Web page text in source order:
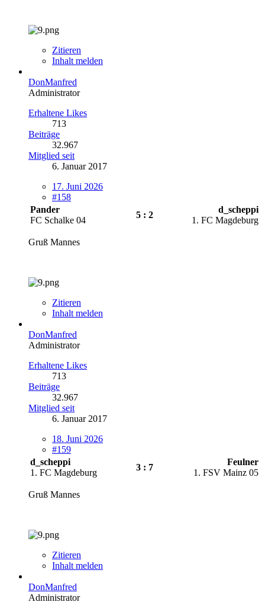
Zitieren
Inhalt melden
DonManfred
Administrator
Erhaltene Likes
713
Beiträge
32.967
Mitglied seit
6. Januar 2017
17. Juni 2026
#158
Pander
FC Schalke 04
5 : 2
d_scheppi
1. FC Magdeburg
Gruß Mannes
Zitieren
Inhalt melden
DonManfred
Administrator
Erhaltene Likes
713
Beiträge
32.967
Mitglied seit
6. Januar 2017
18. Juni 2026
#159
d_scheppi
1. FC Magdeburg
3 : 7
Feulner
1. FSV Mainz 05
Gruß Mannes
Zitieren
Inhalt melden
DonManfred
Administrator